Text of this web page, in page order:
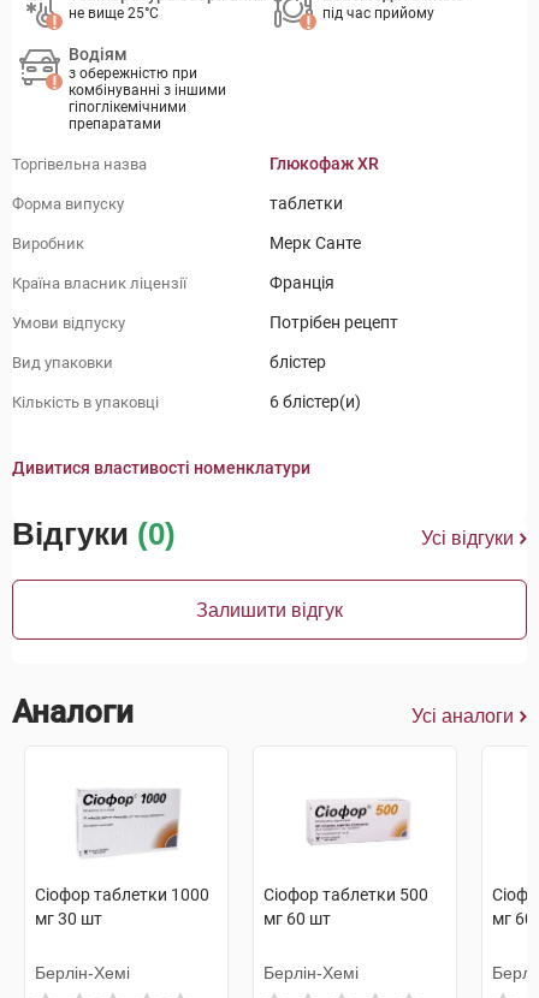
не вище 25°C під час прийому
Водіям
з обережністю при
комбінуванні з іншими
гіпоглікемічними
препаратами
Торгівельна назва Глюкофаж XR
Форма випуску таблетки
Виробник Мерк Санте
Країна власник ліцензії Франція
Умови відпуску Потрібен рецепт
Вид упаковки блістер
Кількість в упаковці 6 блістер(и)
Дивитися властивості номенклатури
Відгуки (0) Усі відгуки
Залишити відгук
Аналоги Усі аналоги
Сіофор таблетки 1000
мг 30 шт
Берлін-Хемі
Сіофор таблетки 500
мг 60 шт
Берлін-Хемі
мг